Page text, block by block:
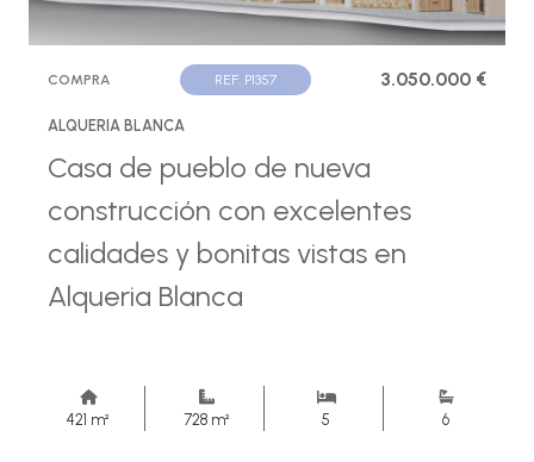
COMPRA REF. P1357 3.050.000 €
ALQUERIA BLANCA
Casa de pueblo de nueva
construcción con excelentes
calidades y bonitas vistas en
Alqueria Blanca
421 m² 728 m² 5 6